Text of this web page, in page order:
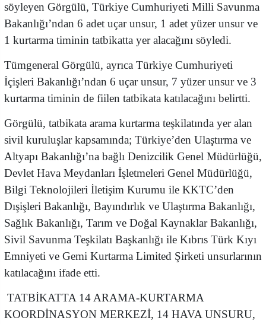
söyleyen Görgülü, Türkiye Cumhuriyeti Milli Savunma
Bakanlığı’ndan 6 adet uçar unsur, 1 adet yüzer unsur ve
1 kurtarma timinin tatbikatta yer alacağını söyledi.
Tümgeneral Görgülü, ayrıca Türkiye Cumhuriyeti
İçişleri Bakanlığı’ndan 6 uçar unsur, 7 yüzer unsur ve 3
kurtarma timinin de fiilen tatbikata katılacağını belirtti.
Görgülü, tatbikata arama kurtarma teşkilatında yer alan
sivil kuruluşlar kapsamında; Türkiye’den Ulaştırma ve
Altyapı Bakanlığı’na bağlı Denizcilik Genel Müdürlüğü,
Devlet Hava Meydanları İşletmeleri Genel Müdürlüğü,
Bilgi Teknolojileri İletişim Kurumu ile KKTC’den
Dışişleri Bakanlığı, Bayındırlık ve Ulaştırma Bakanlığı,
Sağlık Bakanlığı, Tarım ve Doğal Kaynaklar Bakanlığı,
Sivil Savunma Teşkilatı Başkanlığı ile Kıbrıs Türk Kıyı
Emniyeti ve Gemi Kurtarma Limited Şirketi unsurlarının
katılacağını ifade etti.
TATBİKATTA 14 ARAMA-KURTARMA
KOORDİNASYON MERKEZİ, 14 HAVA UNSURU,